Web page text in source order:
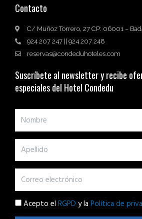
Contacto
C/ Muñoz Torrero, 27 CP: 06001 –
924 207 247 || 924 207 248
reservas@condeduhoteles.com
Suscríbete al newsletter y recibe
especiales del Hotel Condedu
Acepto el RGPD y la Política de